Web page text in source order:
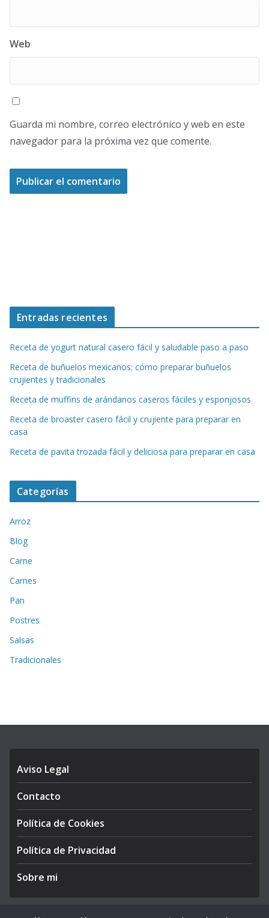
Web
Guarda mi nombre, correo electrónico y web en este
navegador para la próxima vez que comente.
Entradas recientes
Receta de yogurt natural casero fácil y saludable paso a paso
Receta de buñuelos mexicanos: cómo preparar buñuelos
crujientes y tradicionales
Receta de muffins de arándanos caseros fáciles y esponjosos
Receta de broaster casero fácil y crujiente para preparar en
casa
Receta de pavita trozada fácil y deliciosa para preparar en casa
Categorías
Arroz
Blog
Carne
Carnes
Pan
Postres
Salsas
Tradicionales
Aviso Legal
Contacto
Política de Cookies
Política de Privacidad
Sobre mi